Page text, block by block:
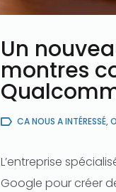
Un
montres
CA NOUS A INTÉRESSÉ,
L’entreprise
Google pour créer